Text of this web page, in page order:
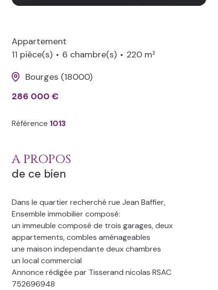
Appartement
11 pièce(s)
6 chambre(s)
220 m²
Bourges (18000)
286 000 €
Référence 1013
A PROPOS
de ce bien
Dans le quartier recherché rue Jean Baffier,
Ensemble immobilier composé:
un immeuble composé de trois garages, deux
appartements, combles aménageables
une maison independante deux chambres
un local commercial
Annonce rédigée par Tisserand nicolas RSAC
752696948